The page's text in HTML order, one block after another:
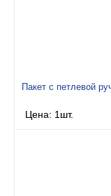
Пакет с петлевой
Цена: 1шт.